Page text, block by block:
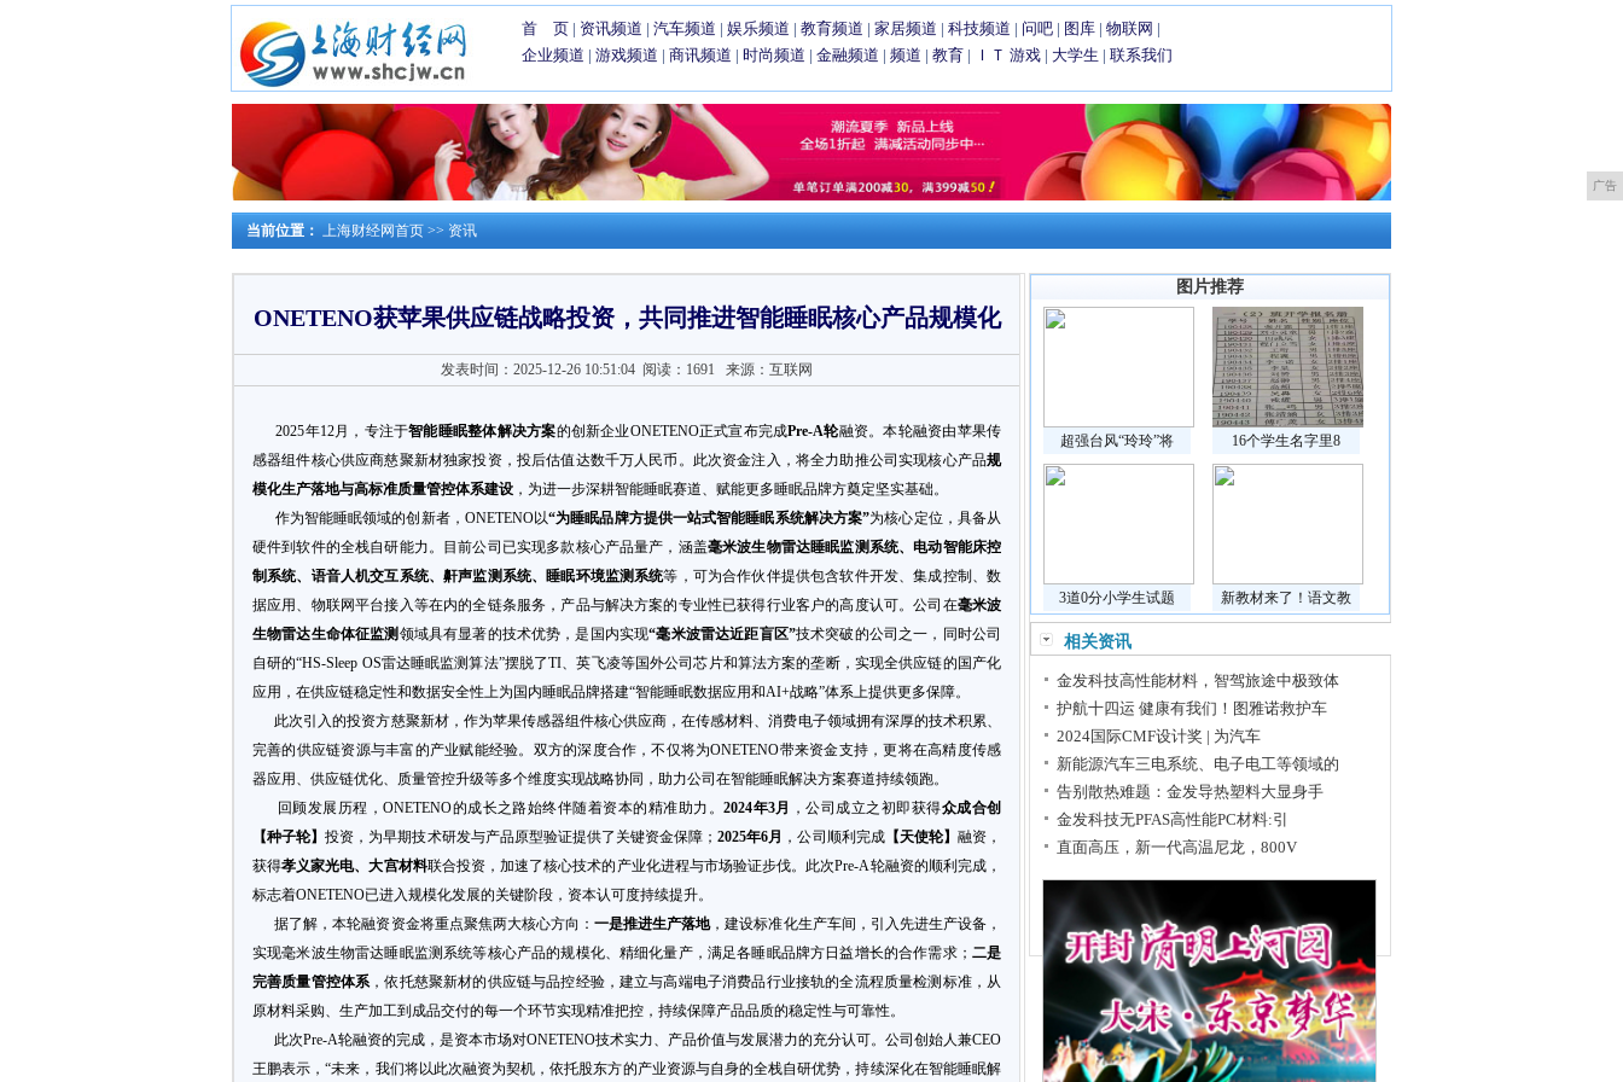
首 页 | 资讯频道 | 汽车频道 | 娱乐频道 | 教育频道 | 家居频道 | 科技频道 | 问吧 | 图库 | 物联网 |
企业频道 | 游戏频道 | 商讯频道 | 时尚频道 | 金融频道 | 频道 | 教育 | ＩＴ 游戏 | 大学生 | 联系我们
广告
当前位置： 上海财经网首页 >> 资讯
ONETENO获苹果供应链战略投资，共同推进智能睡眠核心产品规模化
发表时间：2025-12-26 10:51:04 阅读：1691 来源：互联网
2025年12月，专注于智能睡眠整体解决方案的创新企业ONETENO正式宣布完成Pre-A轮融资。本轮融资由苹果传
感器组件核心供应商慈聚新材独家投资，投后估值达数千万人民币。此次资金注入，将全力助推公司实现核心产品规
模化生产落地与高标准质量管控体系建设 ，为进一步深耕智能睡眠赛道、赋能更多睡眠品牌方奠定坚实基础。
作为智能睡眠领域的创新者，ONETENO以“为睡眠品牌方提供一站式智能睡眠系统解决方案”为核心定位，具备从
硬件到软件的全栈自研能力。目前公司已实现多款核心产品量产，涵盖毫米波生物雷达睡眠监测系统、电动智能床控
制系统、语音人机交互系统、鼾声监测系统、睡眠环境监测系统等，可为合作伙伴提供包含软件开发、集成控制、数
据应用、物联网平台接入等在内的全链条服务，产品与解决方案的专业性已获得行业客户的高度认可。公司在毫米波
生物雷达生命体征监测 领域具有显著的技术优势，是国内实现“毫米波雷达近距盲区”技术突破的公司之一，同时公司
自研的“HS-Sleep OS雷达睡眠监测算法”摆脱了TI、英飞凌等国外公司芯片和算法方案的垄断，实现全供应链的国产化
应用，在供应链稳定性和数据安全性上为国内睡眠品牌搭建“智能睡眠数据应用和AI+战略”体系上提供更多保障。
此次引入的投资方慈聚新材，作为苹果传感器组件核心供应商，在传感材料、消费电子领域拥有深厚的技术积累、
完善的供应链资源与丰富的产业赋能经验。双方的深度合作，不仅将为ONETENO带来资金支持，更将在高精度传感
器应用、供应链优化、质量管控升级等多个维度实现战略协同，助力公司在智能睡眠解决方案赛道持续领跑。
回顾发展历程，ONETENO的成长之路始终伴随着资本的精准助力。2024年3月 ，公司成立之初即获得众成合创
【种子轮】投资，为早期技术研发与产品原型验证提供了关键资金保障；2025年6月 ，公司顺利完成【天使轮】 融资，
获得孝义家光电、大宫材料联合投资，加速了核心技术的产业化进程与市场验证步伐。此次Pre-A轮融资的顺利完成，
标志着ONETENO已进入规模化发展的关键阶段，资本认可度持续提升。
据了解，本轮融资资金将重点聚焦两大核心方向：一是推进生产落地，建设标准化生产车间，引入先进生产设备，
实现毫米波生物雷达睡眠监测系统等核心产品的规模化、精细化量产，满足各睡眠品牌方日益增长的合作需求； 二是
完善质量管控体系，依托慈聚新材的供应链与品控经验，建立与高端电子消费品行业接轨的全流程质量检测标准，从
原材料采购、生产加工到成品交付的每一个环节实现精准把控，持续保障产品品质的稳定性与可靠性。
此次Pre-A轮融资的完成，是资本市场对ONETENO技术实力、产品价值与发展潜力的充分认可。公司创始人兼CEO
王鹏表示，“未来，我们将以此次融资为契机，依托股东方的产业资源与自身的全栈自研优势，持续深化在智能睡眠解
图片推荐
超强台风“玲玲”将 16个学生名字里8
3道0分小学生试题 新教材来了！语文教
相关资讯
金发科技高性能材料，智驾旅途中极致体
护航十四运 健康有我们！图雅诺救护车
2024国际CMF设计奖 | 为汽车
新能源汽车三电系统、电子电工等领域的
告别散热难题：金发导热塑料大显身手
金发科技无PFAS高性能PC材料:引
直面高压，新一代高温尼龙，800V